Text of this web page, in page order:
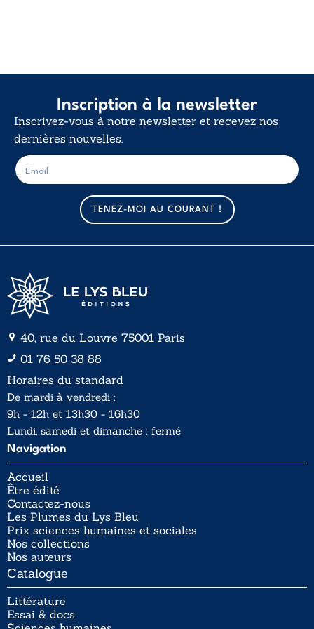
Inscription à la newsletter
Inscrivez-vous à notre newsletter et recevez nos
dernières nouvelles.
m
a
i
l
E
-
m
TENEZ-MOI AU COURANT !
40, rue du Louvre 75001 Paris
01 76 50 38 88
Horaires du standard
De mardi à vendredi :
9h - 12h et 13h30 - 16h30
Lundi, samedi et dimanche : fermé
Navigation
Accueil
Être édité
Contactez-nous
Les Plumes du Lys Bleu
Prix sciences humaines et sociales
Nos collections
Nos auteurs
Catalogue
Littérature
Essai & docs